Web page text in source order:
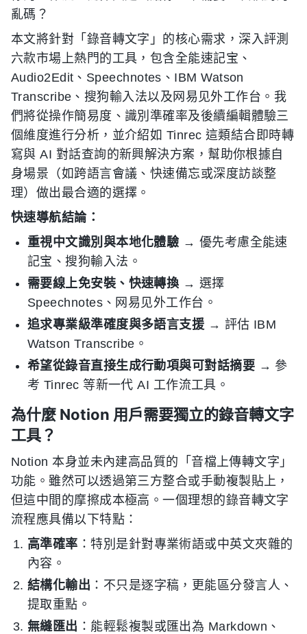
亂碼？
本文將針對「錄音轉文字」的核心需求，深入評測
六款市場上熱門的工具，包含全能速記宝、
Audio2Edit、Speechnotes、IBM Watson
Transcribe、搜狗輸入法以及网易见外工作台。我
們將從操作簡易度、識別準確率及後續編輯體驗三
個維度進行分析，並介紹如 Tinrec 這類結合即時轉
寫與 AI 對話查詢的新興解決方案，幫助你根據自
身場景（如跨語言會議、快速備忘或深度訪談整
理）做出最合適的選擇。
快速導航結論：
重視中文識別與本地化體驗 → 優先考慮全能速
記宝、搜狗輸入法。
需要線上免安裝、快速轉換 → 選擇
Speechnotes、网易见外工作台。
追求專業級準確度與多語言支援 → 評估 IBM
Watson Transcribe。
希望從錄音直接生成行動項與可對話摘要 → 參
考 Tinrec 等新一代 AI 工作流工具。
為什麼 Notion 用戶需要獨立的錄音轉文字
工具？
Notion 本身並未內建高品質的「音檔上傳轉文字」
功能。雖然可以透過第三方整合或手動複製貼上，
但這中間的摩擦成本極高。一個理想的錄音轉文字
流程應具備以下特點：
高準確率 ：特別是針對專業術語或中英文夾雜的
內容。
結構化輸出 ：不只是逐字稿，更能區分發言人、
提取重點。
無縫匯出 ：能輕鬆複製或匯出為 Markdown、